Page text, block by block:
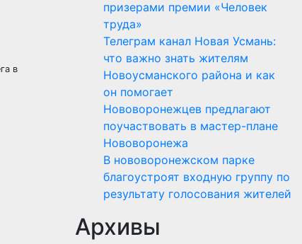
в
призерами премии «Человек
труда»
Телеграм канал Новая Усмань:
что важно знать жителям
Новоусманского района и как
он помогает
Нововоронежцев предлагают
поучаствовать в мастер-плане
Нововоронежа
В нововоронежском парке
благоустроят входную группу по
результату голосования жителей
Архивы